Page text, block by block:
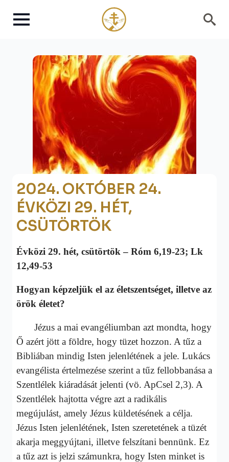
2024. OKTÓBER 24.
ÉVKÖZI 29. HÉT,
CSÜTÖRTÖK
Évközi 29. hét, csütörtök – Róm 6,19-23; Lk
12,49-53
Hogyan képzeljük el az életszentséget, illetve az
örök életet?
Jézus a mai evangéliumban azt mondta, hogy
Ő azért jött a földre, hogy tüzet hozzon. A tűz a
Bibliában mindig Isten jelenlétének a jele. Lukács
evangélista értelmezése szerint a tűz fellobbanása a
Szentlélek kiáradását jelenti (vö. ApCsel 2,3). A
Szentlélek hajtotta végre azt a radikális
megújulást, amely Jézus küldetésének a célja.
Jézus Isten jelenlétének, Isten szeretetének a tüzét
akarja meggyújtani, illetve felszítani bennünk. Ez
a tűz azt is jelzi számunkra, hogy Isten minket is